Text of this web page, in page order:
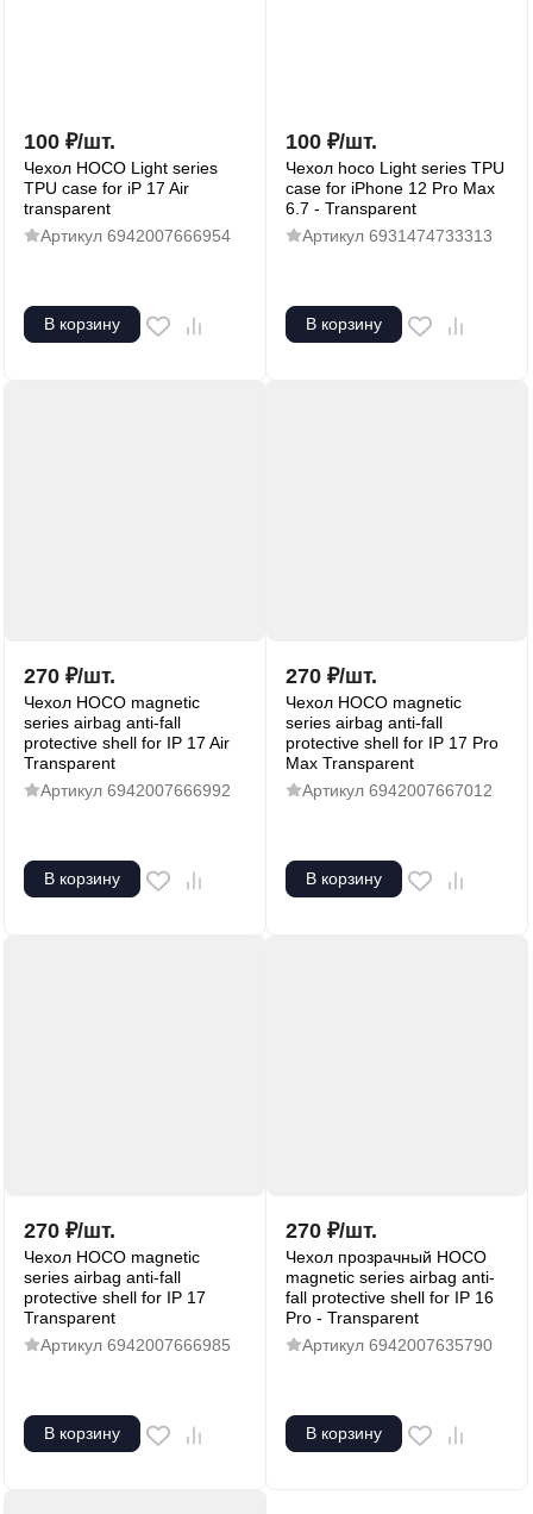
100 ₽/шт.
Чехол HOCO Light series
TPU case for iP 17 Air
transparent
Артикул 6942007666954
В корзину
100 ₽/шт.
Чехол hoco Light series TPU
case for iPhone 12 Pro Max
6.7 - Transparent
Артикул 6931474733313
В корзину
270 ₽/шт.
Чехол HOCO magnetic
series airbag anti-fall
protective shell for IP 17 Air
Transparent
Артикул 6942007666992
В корзину
270 ₽/шт.
Чехол HOCO magnetic
series airbag anti-fall
protective shell for IP 17 Pro
Max Transparent
Артикул 6942007667012
В корзину
270 ₽/шт.
Чехол HOCO magnetic
series airbag anti-fall
protective shell for IP 17
Transparent
Артикул 6942007666985
В корзину
270 ₽/шт.
Чехол прозрачный HOCO
magnetic series airbag anti-
fall protective shell for IP 16
Pro - Transparent
Артикул 6942007635790
В корзину